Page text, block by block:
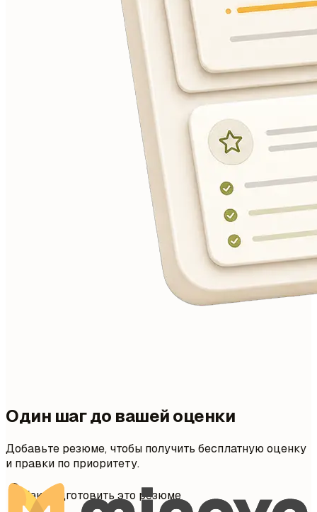
Один шаг до вашей оценки
Добавьте резюме, чтобы получить бесплатную оценку
и правки по приоритету.
Как подготовить это резюме